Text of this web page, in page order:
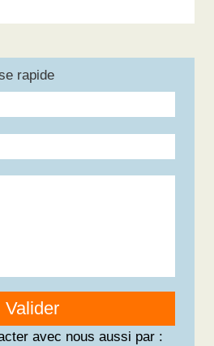
rapide
Valider
avec nous aussi par :